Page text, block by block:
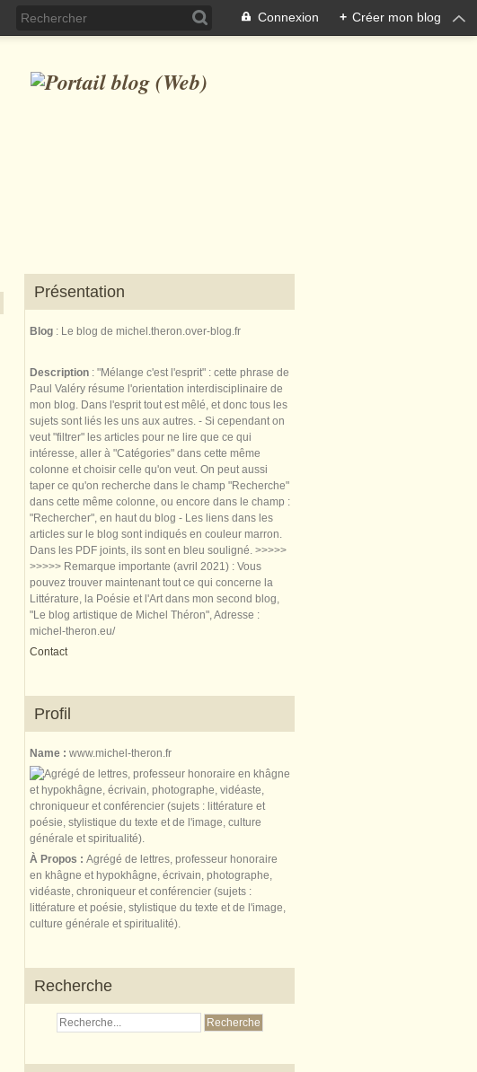
Connexion + Créer mon blog
Présentation
Blog : Le blog de michel.theron.over-blog.fr
Description : "Mélange c'est l'esprit" : cette phrase de
Paul Valéry résume l'orientation interdisciplinaire de
mon blog. Dans l'esprit tout est mêlé, et donc tous les
sujets sont liés les uns aux autres. - Si cependant on
veut "filtrer" les articles pour ne lire que ce qui
intéresse, aller à "Catégories" dans cette même
colonne et choisir celle qu'on veut. On peut aussi
taper ce qu'on recherche dans le champ "Recherche"
dans cette même colonne, ou encore dans le champ :
"Rechercher", en haut du blog - Les liens dans les
articles sur le blog sont indiqués en couleur marron.
Dans les PDF joints, ils sont en bleu souligné. >>>>>
>>>>> Remarque importante (avril 2021) : Vous
pouvez trouver maintenant tout ce qui concerne la
Littérature, la Poésie et l'Art dans mon second blog,
"Le blog artistique de Michel Théron", Adresse :
michel-theron.eu/
Contact
Profil
Name : www.michel-theron.fr
À Propos : Agrégé de lettres, professeur honoraire
en khâgne et hypokhâgne, écrivain, photographe,
vidéaste, chroniqueur et conférencier (sujets :
littérature et poésie, stylistique du texte et de l'image,
culture générale et spiritualité).
Recherche